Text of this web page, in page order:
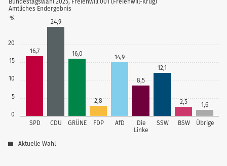
0
5
10
15
20
%
SPD CDU GRÜNE FDP AfD
Die
Linke
SSW BSW Übrige
16,7
24,9
16,0
2,8
14,9
8,5
12,1
2,5 1,6
Bundestagswahl 2025, Freienwill 001 (Freienwill-Krug)
Amtliches Endergebnis
Aktuelle Wahl